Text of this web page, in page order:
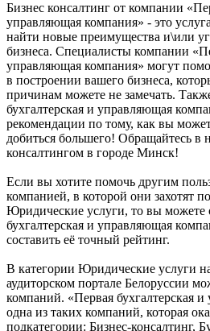
Бизнес консалтинг от компании
управляющая компания» - это
найти новые преимущества и\или
бизнеса. Специалисты компании
управляющая компания» могут
в построении вашего бизнеса,
причинам можете не замечать.
бухгалтерская и управляющая
рекомендации по тому, как вы
добиться большего! Обращайтесь в
консалтингом в городе Минск!
Если вы хотите помочь другим
компанией, в которой они захотят
Юридические услуги, то вы можете
бухгалтерская и управляющая
составить её точный рейтинг.
В категории Юридические услуги
аудиторском портале Белоруссии
компаний. «Первая бухгалтерская
одна из таких компаний, которая
подкатегории: Бизнес-консалтинг,